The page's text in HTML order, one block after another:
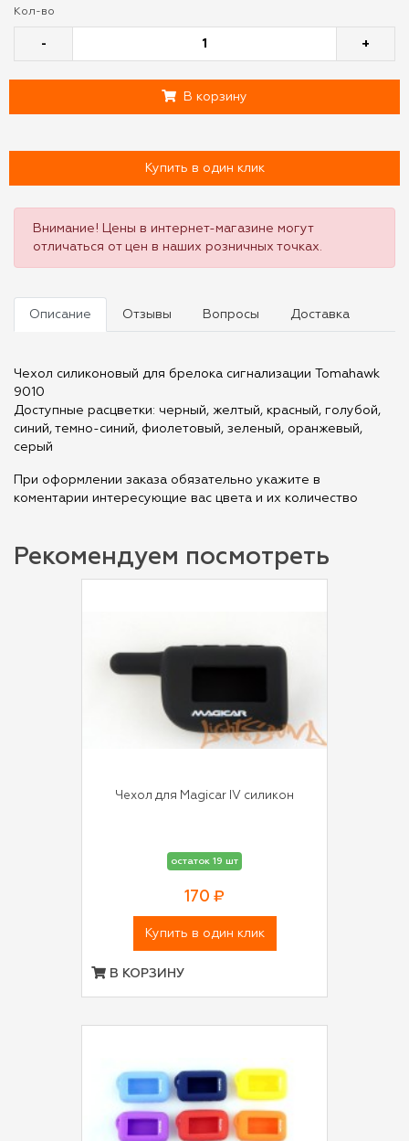
Кол-во
- +
В корзину
Купить в один клик
Внимание! Цены в интернет-магазине могут
отличаться от цен в наших розничных точках.
Описание Отзывы Вопросы Доставка
Чехол силиконовый для брелока сигнализации Tomahawk
9010
Доступные расцветки: черный, желтый, красный, голубой,
синий, темно-синий, фиолетовый, зеленый, оранжевый,
серый
При оформлении заказа обязательно укажите в
коментарии интересующие вас цвета и их количество
Рекомендуем посмотреть
Чехол для Magicar IV силикон
остаток 19 шт
170 ₽
Купить в один клик
В КОРЗИНУ